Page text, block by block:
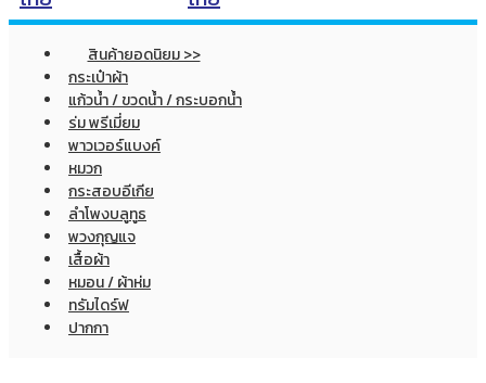
สินค้ายอดนิยม >>
กระเป๋าผ้า
แก้วน้ำ / ขวดน้ำ / กระบอกน้ำ
ร่ม พรีเมี่ยม
พาวเวอร์แบงค์
หมวก
กระสอบอีเกีย
ลำโพงบลูทูธ
พวงกุญแจ
เสื้อผ้า
หมอน / ผ้าห่ม
ทรัมไดร์ฟ
ปากกา